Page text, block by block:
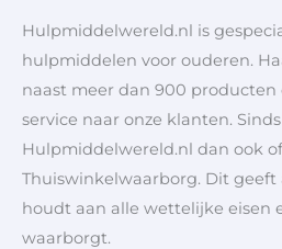
Hulpmiddelwereld.nl is
hulpmiddelen voor ouderen.
naast meer dan 900
service naar onze klanten. Sinds
Hulpmiddelwereld.nl dan ook
Thuiswinkelwaarborg. Dit
houdt aan alle wettelijke eisen
waarborgt.